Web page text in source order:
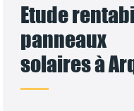
Etude
panneaux
solaires à